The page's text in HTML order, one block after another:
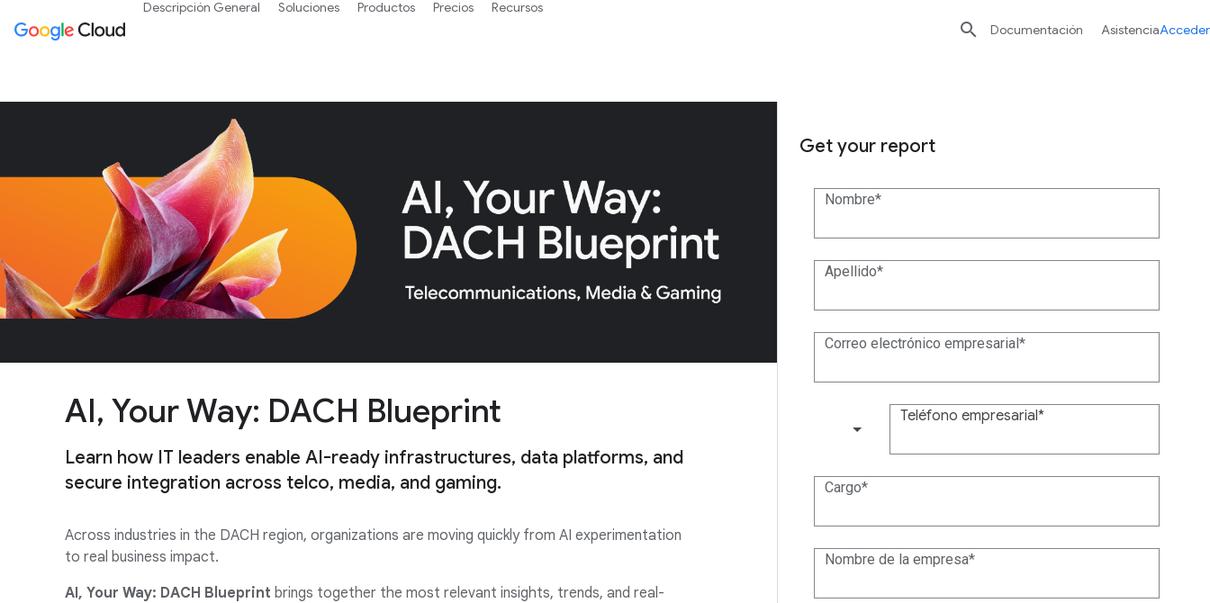
AI, Your Way: DACH Blueprint
Learn how IT leaders enable AI-ready infrastructures, data platforms, and
secure integration across telco, media, and gaming.
Get your report
Nombre
Apellido
Correo electrónico empresarial
Teléfono empresarial
Cargo
Nombre de la empresa
Across industries in the DACH region, organizations are moving quickly from AI experimentation
to real business impact.
AI, Your Way: DACH Blueprint brings together the most relevant insights, trends, and real-
Descripción General Soluciones Productos Precios Recursos
 Documentación AsistenciaAcceder